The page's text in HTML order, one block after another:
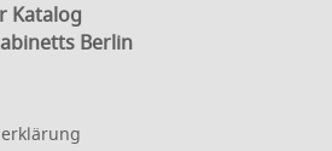
Katalog
Berlin